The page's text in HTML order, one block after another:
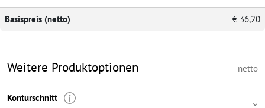
Basispreis (netto) € 36,20
Weitere Produktoptionen netto
Konturschnitt